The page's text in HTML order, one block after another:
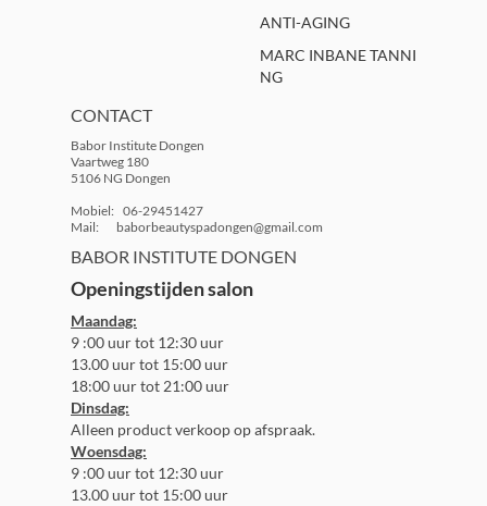
ANTI-AGING
MARC INBANE TANNI
NG
CONTACT
Babor Institute Dongen
Vaartweg 180
5106 NG Dongen
Mobiel: 06-29451427
Mail: baborbeautyspadongen@gmail.com
BABOR INSTITUTE DONGEN
Openingstijden salon
Maandag:
9 :00 uur tot 12:30 uur
13.00 uur tot 15:00 uur
18:00 uur tot 21:00 uur
Dinsdag:
Alleen product verkoop op afspraak.
Woensdag:
9 :00 uur tot 12:30 uur
13.00 uur tot 15:00 uur